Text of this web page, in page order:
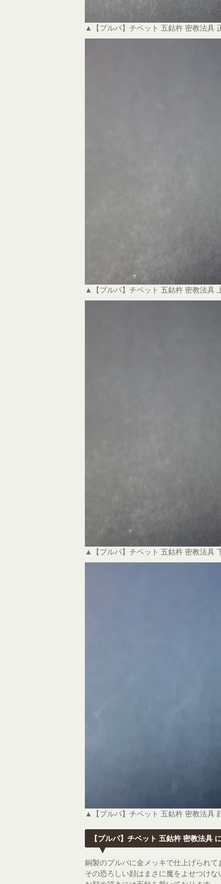
▲【プルパ】チベット 五鈷杵 密教法具
▲【プルパ】チベット 五鈷杵 密教法具
▲【プルパ】チベット 五鈷杵 密教法具
▲【プルパ】チベット 五鈷杵 密教法具
【プルパ】チベット 五鈷杵 密教法具
銅製のプルパに金メッキで仕上げられ
その恐ろしい顔はまさに魔をよせつけ